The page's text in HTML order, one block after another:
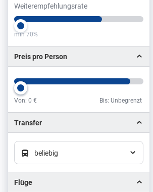
Weiterempfehlungsrate
Slider
min 70%
Preis pro Person
Von: 0 € Bis: Unbegrenzt
Transfer
beliebig
Flüge